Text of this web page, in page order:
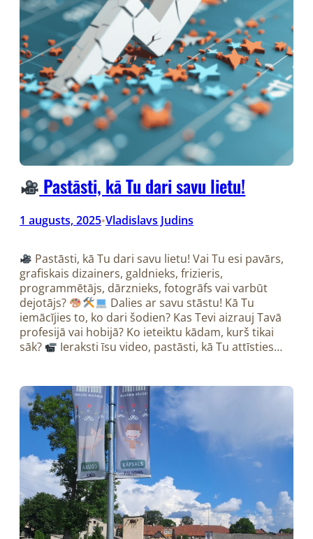
Pastāsti, kā Tu dari savu lietu!
1 augusts, 2025•Vladislavs Judins
Pastāsti, kā Tu dari savu lietu! Vai Tu esi pavārs,
grafiskais dizainers, galdnieks, frizieris,
programmētājs, dārznieks, fotogrāfs vai varbūt
dejotājs?
Dalies ar savu stāstu! Kā Tu
iemācījies to, ko dari šodien? Kas Tevi aizrauj Tavā
profesijā vai hobijā? Ko ieteiktu kādam, kurš tikai
sāk?
Ieraksti īsu video, pastāsti, kā Tu attīsties…